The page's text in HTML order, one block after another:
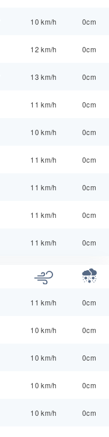
10 km/h 0cm
12 km/h 0cm
13 km/h 0cm
11 km/h 0cm
10 km/h 0cm
11 km/h 0cm
11 km/h 0cm
11 km/h 0cm
11 km/h 0cm
11 km/h 0cm
10 km/h 0cm
10 km/h 0cm
10 km/h 0cm
10 km/h 0cm